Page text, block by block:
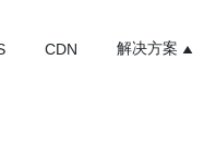
CDN 解决方案